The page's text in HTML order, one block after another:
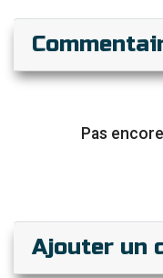
Pas
Ajouter un